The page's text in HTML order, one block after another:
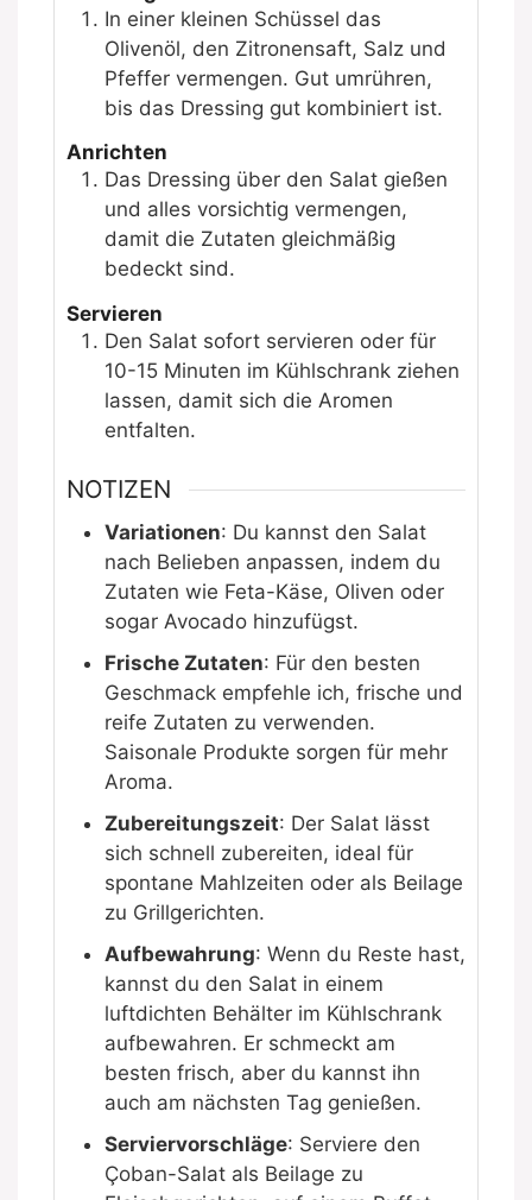
In einer kleinen Schüssel das
Olivenöl, den Zitronensaft, Salz und
Pfeffer vermengen. Gut umrühren,
bis das Dressing gut kombiniert ist.
Anrichten
Das Dressing über den Salat gießen
und alles vorsichtig vermengen,
damit die Zutaten gleichmäßig
bedeckt sind.
Servieren
Den Salat sofort servieren oder für
10-15 Minuten im Kühlschrank ziehen
lassen, damit sich die Aromen
entfalten.
NOTIZEN
Variationen: Du kannst den Salat
nach Belieben anpassen, indem du
Zutaten wie Feta-Käse, Oliven oder
sogar Avocado hinzufügst.
Frische Zutaten: Für den besten
Geschmack empfehle ich, frische und
reife Zutaten zu verwenden.
Saisonale Produkte sorgen für mehr
Aroma.
Zubereitungszeit: Der Salat lässt
sich schnell zubereiten, ideal für
spontane Mahlzeiten oder als Beilage
zu Grillgerichten.
Aufbewahrung: Wenn du Reste hast,
kannst du den Salat in einem
luftdichten Behälter im Kühlschrank
aufbewahren. Er schmeckt am
besten frisch, aber du kannst ihn
auch am nächsten Tag genießen.
Serviervorschläge: Serviere den
Çoban-Salat als Beilage zu